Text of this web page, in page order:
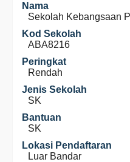
Nama
Sekolah Kebangsaan
Kod Sekolah
ABA8216
Peringkat
Rendah
Jenis Sekolah
SK
Bantuan
SK
Lokasi Pendaftaran
Luar Bandar